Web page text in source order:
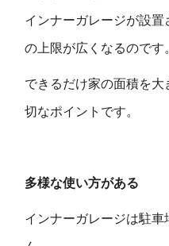
インナーガレージが設
の上限が広くなるのです
できるだけ家の面積を
切なポイントです。
多様な使い方がある
インナーガレージは駐